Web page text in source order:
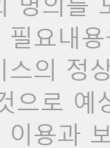
요내용
의 정
으로 예
용과